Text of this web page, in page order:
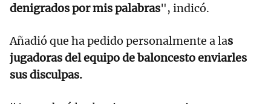
denigrados por mis palabras", indicó.
Añadió que ha pedido personalmente a las
jugadoras del equipo de baloncesto enviarles
sus disculpas.